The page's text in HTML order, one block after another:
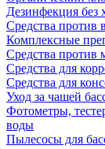
Дезинфекция без
Средства против
Комплексные
Средства против
Средства для
Средства для
Уход за чашей
Фотометры,
воды
Пылесосы для